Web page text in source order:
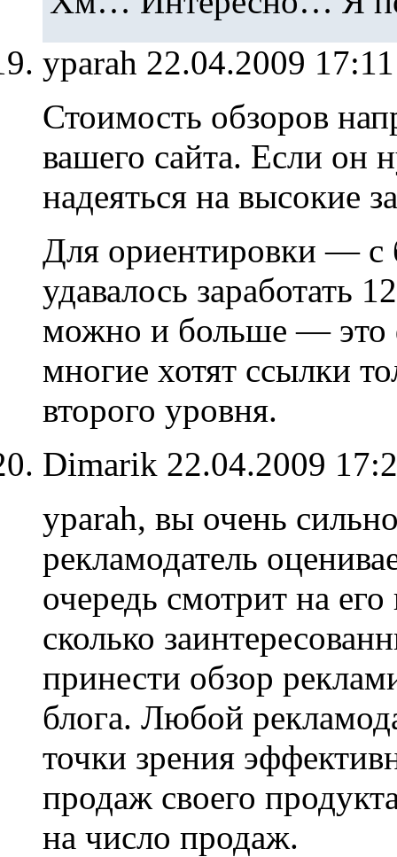
yparah 22.04.2009
Стоимость обзоров
вашего сайта. Если он
надеяться на высокие
Для ориентировки —
удавалось заработать
можно и больше —
многие хотят ссылки
второго уровня.
Dimarik 22.04.2009
yparah, вы очень
рекламодатель
очередь смотрит на
сколько
принести обзор
блога. Любой
точки зрения
продаж своего
на число продаж.